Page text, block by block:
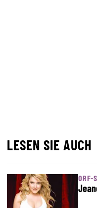
LESEN SIE AUCH
ORF-